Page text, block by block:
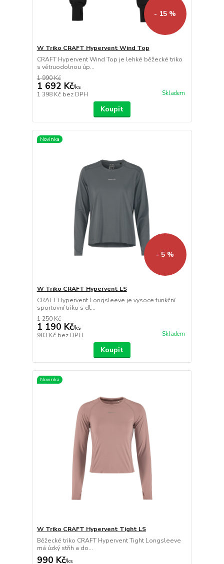
- 15 %
W Triko CRAFT Hypervent Wind Top
CRAFT Hypervent Wind Top je lehké běžecké triko
s větruodolnou úp...
1 990 Kč
1 692 Kč/ks
1 398 Kč bez DPH Skladem
Koupit
Novinka
- 5 %
W Triko CRAFT Hypervent LS
CRAFT Hypervent Longsleeve je vysoce funkční
sportovní triko s dl...
1 250 Kč
1 190 Kč/ks
983 Kč bez DPH Skladem
Koupit
Novinka
W Triko CRAFT Hypervent Tight LS
Běžecké triko CRAFT Hypervent Tight Longsleeve
má úzký střih a do...
990 Kč/ks